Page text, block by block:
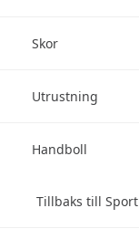
Skor
Utrustning
Handboll
Tillbaks till Sport